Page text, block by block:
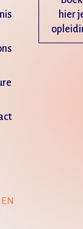
hier